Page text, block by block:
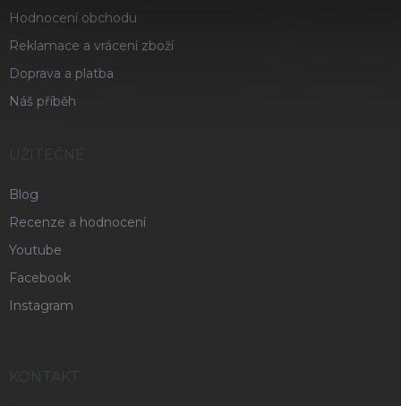
Hodnocení obchodu
Reklamace a vrácení zboží
Doprava a platba
Náš příběh
UŽITEČNÉ
Blog
Recenze a hodnocení
Youtube
Facebook
Instagram
KONTAKT